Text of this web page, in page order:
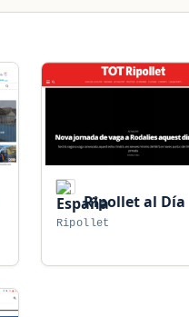
Ripollet al Día
Ripollet